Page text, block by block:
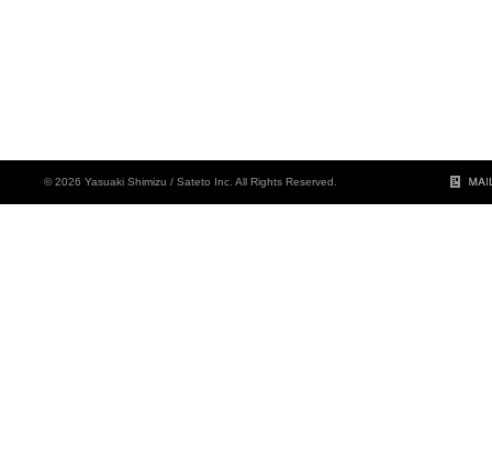
© 2026 Yasuaki Shimizu / Sateto Inc. All Rights Reserved.